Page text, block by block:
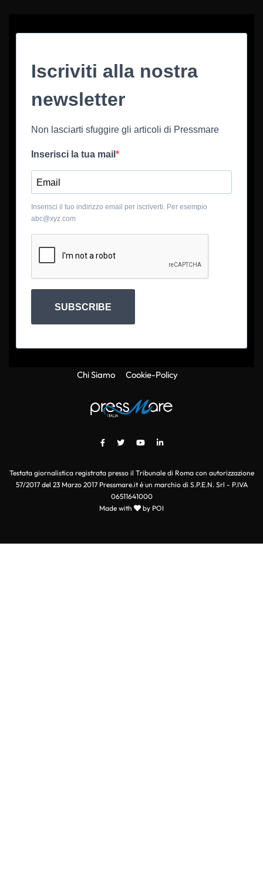
Iscriviti alla nostra
newsletter
Non lasciarti sfuggire gli articoli di Pressmare
Inserisci la tua mail
Inserisci il tuo indirizzo email per iscriverti. Per esempio
abc@xyz.com
SUBSCRIBE
Chi Siamo Cookie-Policy
Testata giornalistica registrata presso il Tribunale di Roma con autorizzazione
57/2017 del 23 Marzo 2017 Pressmare.it è un marchio di S.P.E.N. Srl - P.IVA
06511641000
Made with
by POI